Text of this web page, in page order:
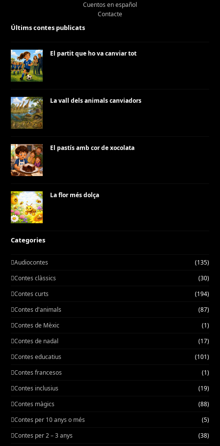
Cuentos en español
Contacte
Últims contes publicats
El partit que ho va canviar tot
La vall dels animals canviadors
El pastís amb cor de xocolata
La flor més dolça
Categories
Audiocontes
(135)
Contes clàssics
(30)
Contes curts
(194)
Contes d'animals
(87)
Contes de Mèxic
(1)
Contes de nadal
(17)
Contes educatius
(101)
Contes francesos
(1)
Contes inclusius
(19)
Contes màgics
(88)
Contes per 10 anys o més
(5)
Contes per 2 – 3 anys
(38)